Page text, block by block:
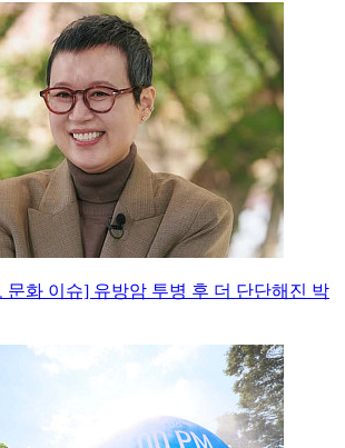
문화 이슈] 유방암 투병 후 더 단단해진 박